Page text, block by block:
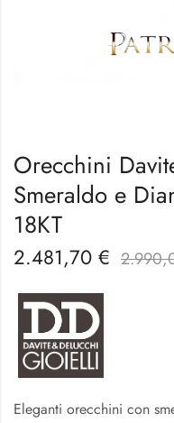
Orecchini
Smeraldo e
18KT
2.481,70 €
Eleganti orecchini con